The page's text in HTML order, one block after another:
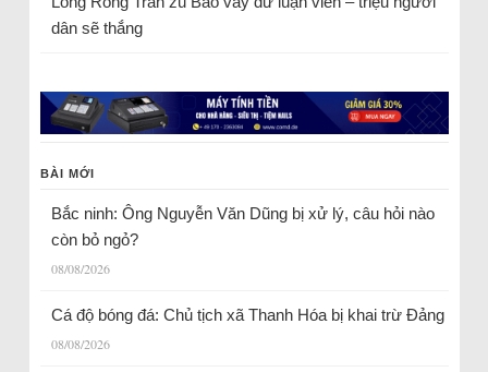
dân sẽ thắng
BÀI MỚI
Bắc ninh: Ông Nguyễn Văn Dũng bị xử lý, câu hỏi nào
còn bỏ ngỏ?
08/08/2026
Cá độ bóng đá: Chủ tịch xã Thanh Hóa bị khai trừ Đảng
08/08/2026